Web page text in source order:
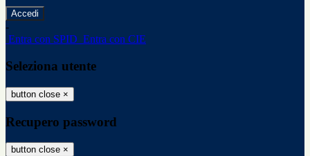
-
Entra con SPID Entra con CIE
Seleziona utente
button close ×
Recupero password
button close ×